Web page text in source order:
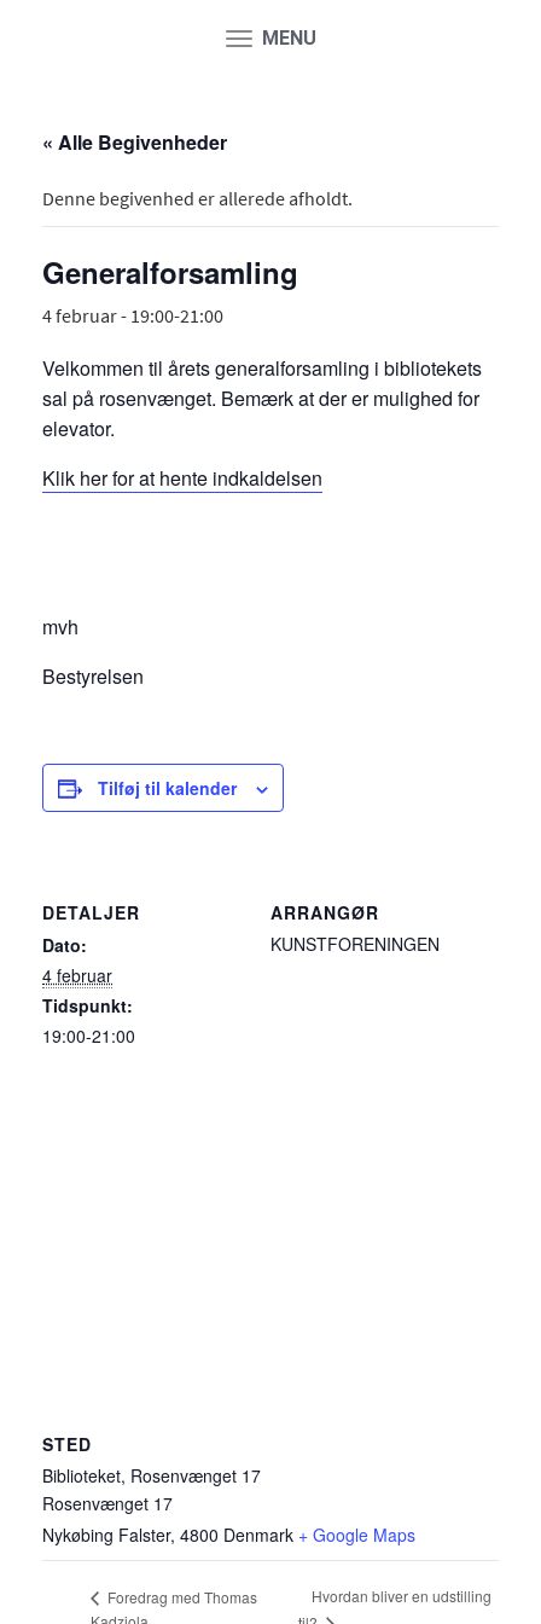
Toggle
MENU
« Alle Begivenheder
Denne begivenhed er allerede afholdt.
Generalforsamling
4 februar - 19:00-21:00
Velkommen til årets generalforsamling i bibliotekets
sal på rosenvænget. Bemærk at der er mulighed for
elevator.
Klik her for at hente indkaldelsen
mvh
Bestyrelsen
Tilføj til kalender
DETALJER
Dato:
4 februar
Tidspunkt:
19:00-21:00
ARRANGØR
KUNSTFORENINGEN
STED
Biblioteket, Rosenvænget 17
Rosenvænget 17
Nykøbing Falster, 4800 Denmark + Google Maps
Foredrag med Thomas
Hvordan bliver en udstilling